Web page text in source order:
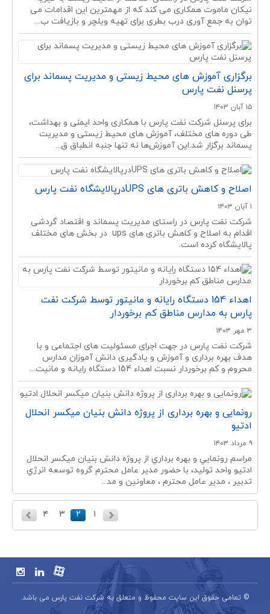
نیکان ماموت همکاری می کند که از مهمترین این اقدامات می
توان به جمع آوری درب بطری برای تهیه ویلچر و بازیافت ب...
برگزاری آموزش های محیط زیستی و مدیریت پسماند برای
پرسنل نفت پارس
۱۵ آبان ۱۴۰۳
برای پرسنل شرکت نفت پارس با همکاری واحد ایمنی و بهداشت،
طی دوره های مختلف، آموزش های محیط زیستی و مدیریت
پسماند برگزار شد.این آموزش‌ها نه تنها جنبه انطباق ق...
اصلاح و کاهش باتری های UPSدرپالایشگاه نفت پارس
۱ آبان ۱۴۰۳
شرکت نفت پارس در راستای مدیریت پسماند و اقتصاد گردشی
اقدام به اصلاح و کاهش باتری های ups در بخش های مختلف
پالایشگاه کرده است.
اهداء 154 دستگاه رایانه و مانیتور توسط شرکت نفت
پارس به مدارس مناطق کم برخوردار
۳ مهر ۱۴۰۳
شرکت نفت پارس در جهت اجرای مسئولیت های اجتماعی و با
هدف بهره برداری و آموزش و یادگیری دانش آموزان مدارس
محروم و کم برخوردار نسبت اهداء 154 دستگاه رایانه و مانیت...
رونمایی و بهره برداری از پروژه دانش بنیان میکسر انحلال
ادتیو
۹ مرداد ۱۴۰۳
مراسم رونمايي و بهره برداري از پروژه دانش بنيان ميكسر انحلال
ادتيو واحد توليد، با حضور مدير عامل محترم گروه توسعه انرژي
تدبير ، مدير عامل محترم ، معاونين و مد...
۱ ۲ ۳ ۴
© تمامی حقوق این سایت محفوظ و متعلق به شرکت نفت پارس می باشد.